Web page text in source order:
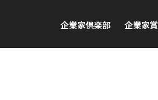
企業家倶楽部 企業家賞